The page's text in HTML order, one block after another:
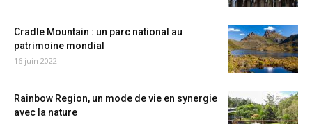
Cradle Mountain : un parc national au
patrimoine mondial
16 juin 2022
Rainbow Region, un mode de vie en synergie
avec la nature